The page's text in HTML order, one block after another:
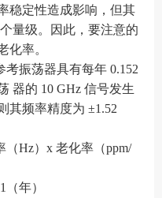
稳定性造成影响，但其
量级。因此，要注意的
化率。
振荡器具有每年 0.152
器的 10 GHz 信号发生
其频率精度为 ±1.52
Hz）x 老化率（ppm/
（年）